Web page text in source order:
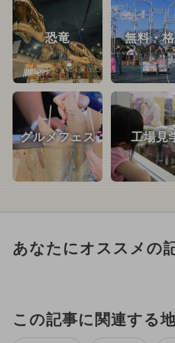
恐竜 無料・
グルメフェス 工場見
あなたにオススメの
この記事に関連する